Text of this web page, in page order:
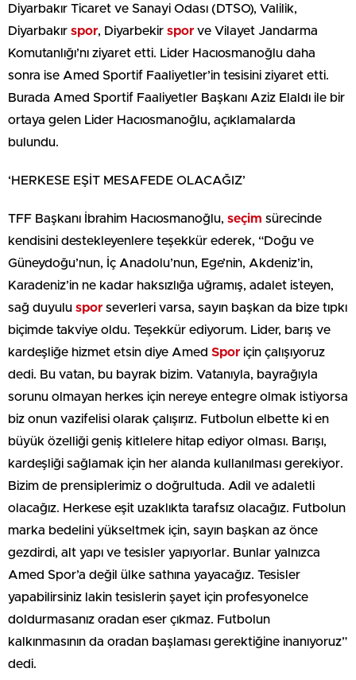
Diyarbakır Ticaret ve Sanayi Odası (DTSO), Valilik,
Diyarbakır spor, Diyarbekir spor ve Vilayet Jandarma
Komutanlığı’nı ziyaret etti. Lider Hacıosmanoğlu daha
sonra ise Amed Sportif Faaliyetler’in tesisini ziyaret etti.
Burada Amed Sportif Faaliyetler Başkanı Aziz Elaldı ile bir
ortaya gelen Lider Hacıosmanoğlu, açıklamalarda
bulundu.
‘HERKESE EŞİT MESAFEDE OLACAĞIZ’
TFF Başkanı İbrahim Hacıosmanoğlu, seçim sürecinde
kendisini destekleyenlere teşekkür ederek, “Doğu ve
Güneydoğu’nun, İç Anadolu’nun, Ege’nin, Akdeniz’in,
Karadeniz’in ne kadar haksızlığa uğramış, adalet isteyen,
sağ duyulu spor severleri varsa, sayın başkan da bize tıpkı
biçimde takviye oldu. Teşekkür ediyorum. Lider, barış ve
kardeşliğe hizmet etsin diye Amed Spor için çalışıyoruz
dedi. Bu vatan, bu bayrak bizim. Vatanıyla, bayrağıyla
sorunu olmayan herkes için nereye entegre olmak istiyorsa
biz onun vazifelisi olarak çalışırız. Futbolun elbette ki en
büyük özelliği geniş kitlelere hitap ediyor olması. Barışı,
kardeşliği sağlamak için her alanda kullanılması gerekiyor.
Bizim de prensiplerimiz o doğrultuda. Adil ve adaletli
olacağız. Herkese eşit uzaklıkta tarafsız olacağız. Futbolun
marka bedelini yükseltmek için, sayın başkan az önce
gezdirdi, alt yapı ve tesisler yapıyorlar. Bunlar yalnızca
Amed Spor’a değil ülke sathına yayacağız. Tesisler
yapabilirsiniz lakin tesislerin şayet için profesyonelce
doldurmasanız oradan eser çıkmaz. Futbolun
kalkınmasının da oradan başlaması gerektiğine inanıyoruz”
dedi.